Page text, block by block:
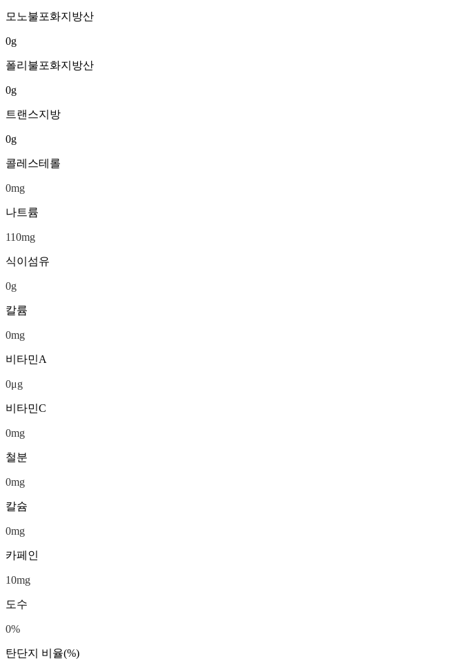
모노불포화지방산
0g
폴리불포화지방산
0g
트랜스지방
0g
콜레스테롤
0mg
나트륨
110mg
식이섬유
0g
칼륨
0mg
비타민A
0μg
비타민C
0mg
철분
0mg
칼슘
0mg
카페인
10mg
도수
0%
탄단지 비율(%)